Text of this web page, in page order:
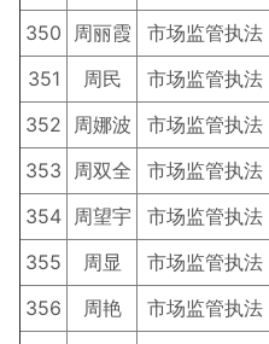
350
周丽霞 市场监管执法
351
周民 市场监管执法
352
周娜波 市场监管执法
353
周双全 市场监管执法
354 周望宇 市场监管执法
355
周显 市场监管执法
356
周艳 市场监管执法